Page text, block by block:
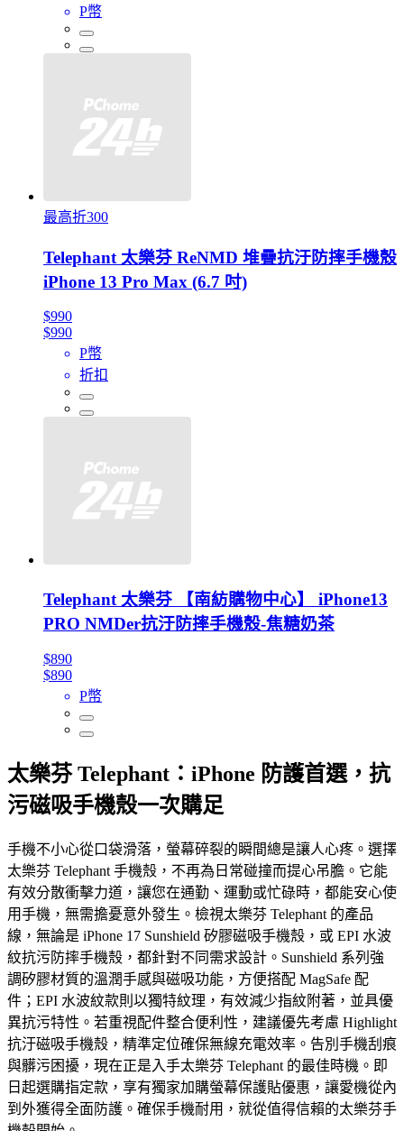
P幣
最高折300
Telephant 太樂芬 ReNMD 堆疊抗汙防摔手機殼
iPhone 13 Pro Max (6.7 吋)
$990
$990
P幣
折扣
Telephant 太樂芬 【南紡購物中心】 iPhone13
PRO NMDer抗汙防摔手機殼-焦糖奶茶
$890
$890
P幣
太樂芬 Telephant：iPhone 防護首選，抗
污磁吸手機殼一次購足
手機不小心從口袋滑落，螢幕碎裂的瞬間總是讓人心疼。選擇
太樂芬 Telephant 手機殼，不再為日常碰撞而提心吊膽。它能
有效分散衝擊力道，讓您在通勤、運動或忙碌時，都能安心使
用手機，無需擔憂意外發生。檢視太樂芬 Telephant 的產品
線，無論是 iPhone 17 Sunshield 矽膠磁吸手機殼，或 EPI 水波
紋抗污防摔手機殼，都針對不同需求設計。Sunshield 系列強
調矽膠材質的溫潤手感與磁吸功能，方便搭配 MagSafe 配
件；EPI 水波紋款則以獨特紋理，有效減少指紋附著，並具優
異抗污特性。若重視配件整合便利性，建議優先考慮 Highlight
抗汙磁吸手機殼，精準定位確保無線充電效率。告別手機刮痕
與髒污困擾，現在正是入手太樂芬 Telephant 的最佳時機。即
日起選購指定款，享有獨家加購螢幕保護貼優惠，讓愛機從內
到外獲得全面防護。確保手機耐用，就從值得信賴的太樂芬手